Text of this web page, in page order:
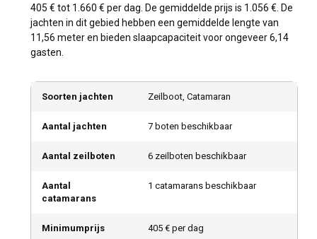
405 € tot 1.660 € per dag. De gemiddelde prijs is 1.056 €. De
jachten in dit gebied hebben een gemiddelde lengte van
11,56 meter en bieden slaapcapaciteit voor ongeveer 6,14
gasten.
Soorten jachten Zeilboot, Catamaran
Aantal jachten 7 boten beschikbaar
Aantal zeilboten 6 zeilboten beschikbaar
Aantal
catamarans
1 catamarans beschikbaar
Minimumprijs 405 € per dag